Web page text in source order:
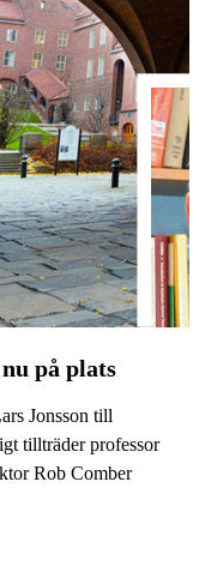
på plats
Jonsson till
tillträder professor
Rob Comber